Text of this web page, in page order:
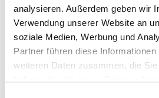
analysieren. Außerdem geben wir
Verwendung unserer Website an
soziale Medien, Werbung und
Partner führen diese
weiteren Daten zusammen, die